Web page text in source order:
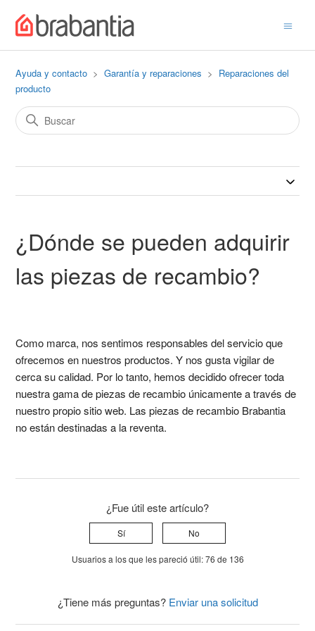
Ayuda y contacto Garantía y reparaciones
Reparaciones del
producto
¿Dónde se pueden adquirir
las piezas de recambio?
Como marca, nos sentimos responsables del servicio que
ofrecemos en nuestros productos. Y nos gusta vigilar de
cerca su calidad. Por lo tanto, hemos decidido ofrecer toda
nuestra gama de piezas de recambio únicamente a través de
nuestro propio sitio web. Las piezas de recambio Brabantia
no están destinadas a la reventa.
¿Fue útil este artículo?
Sí No
Usuarios a los que les pareció útil: 76 de 136
¿Tiene más preguntas? Enviar una solicitud